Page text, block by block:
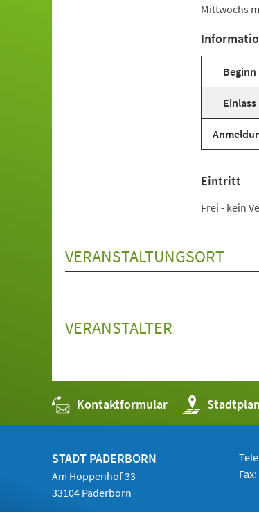
Mittwochs
Beginn
Einlass
Eintritt
Frei - kein
VERANSTALTUNGSORT
VERANSTALTER
Kontaktformular Stadtplan
(Öffnet
in
einem
STADT PADERBORN
Am Hoppenhof 33
33104 Paderborn
Fax: